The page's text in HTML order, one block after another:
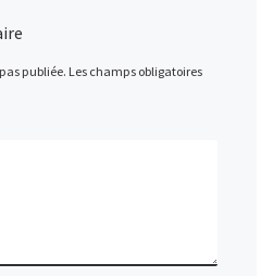
publiée. Les champs obligatoires